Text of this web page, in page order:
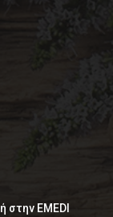
στην EMEDI